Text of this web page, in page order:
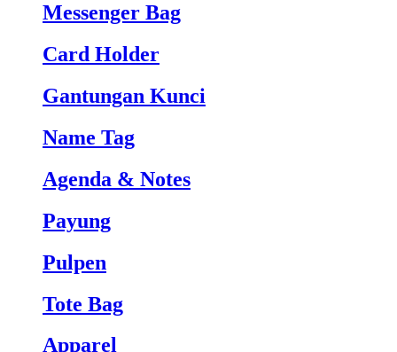
Messenger Bag
Card Holder
Gantungan Kunci
Name Tag
Agenda & Notes
Payung
Pulpen
Tote Bag
Apparel